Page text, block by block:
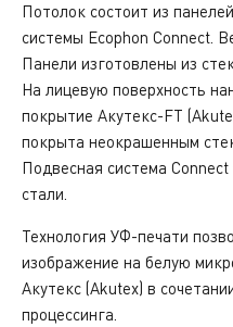
Потолок состоит из
системы Ecophon Connect.
Панели изготовлены из
На лицевую поверхность
покрытие Акутекс-FT
покрыта неокрашенным
Подвесная система
стали.
Технология УФ-печати
изображение на белую
Акутекс (Аkutex) в
процессинга.